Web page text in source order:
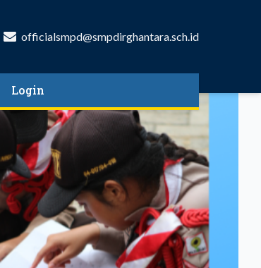
officialsmpd@smpdirghantara.sch.id
Login